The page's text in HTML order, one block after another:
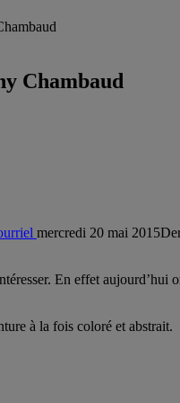
Chambaud
mercredi 20 mai 2015
En effet
à la fois coloré et abstrait.